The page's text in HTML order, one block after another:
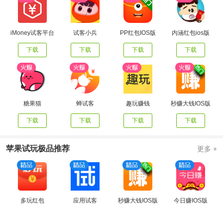
iMoney试客平台
下载
试客小兵
下载
PP红包IOS版
下载
内涵红包ios版
下载
糖果猫
下载
蝉试客
下载
趣玩赚钱
下载
秒赚大钱IOS版
下载
苹果试玩极品推荐 更多 +
多玩红包 应用试客 秒赚大钱IOS版 今日赚IOS版